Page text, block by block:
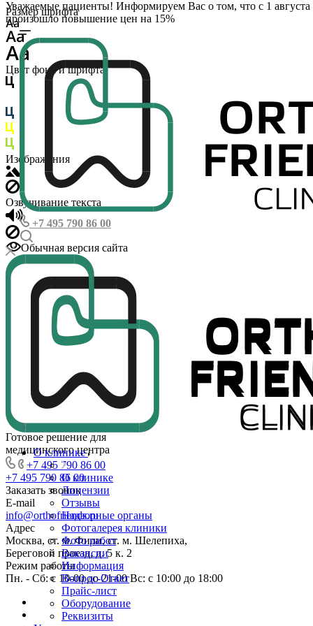
Размер шрифта
Цвет фона и шрифта
Изображения
Озвучивание текста
Обычная версия сайта
Готовое решение для
медицинского центра
+7 495 790 86 00
+7 495 790 86 00
Заказать звонок
E-mail
info@orthofriends.ru
Адрес
Москва, ст. м. Фили, ст. м. Шелепиха,
Береговой проезд, д. 5 к. 2
Режим работы
Пн. - Сб: с 10-00 до 21-00 Вс: c 10:00 до 18:00
Уважаемые пациенты! Информируем Вас о том, что с 1
произошло повышение цен на 15%
+7 495 790 86 00
О клинике
О клинике
Лицензии
Отзывы
Надзорные органы
Фотогалерея клиники
Фото работ
Вакансии
Информация
Вопрос-Ответ
Прайс-лист
Оборудование
Реквизиты